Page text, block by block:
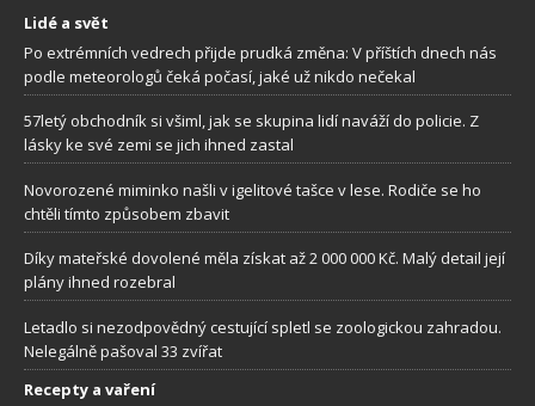
Lidé a svět
Po extrémních vedrech přijde prudká změna: V příštích dnech nás
podle meteorologů čeká počasí, jaké už nikdo nečekal
57letý obchodník si všiml, jak se skupina lidí naváží do policie. Z
lásky ke své zemi se jich ihned zastal
Novorozené miminko našli v igelitové tašce v lese. Rodiče se ho
chtěli tímto způsobem zbavit
Díky mateřské dovolené měla získat až 2 000 000 Kč. Malý detail její
plány ihned rozebral
Letadlo si nezodpovědný cestující spletl se zoologickou zahradou.
Nelegálně pašoval 33 zvířat
Recepty a vaření